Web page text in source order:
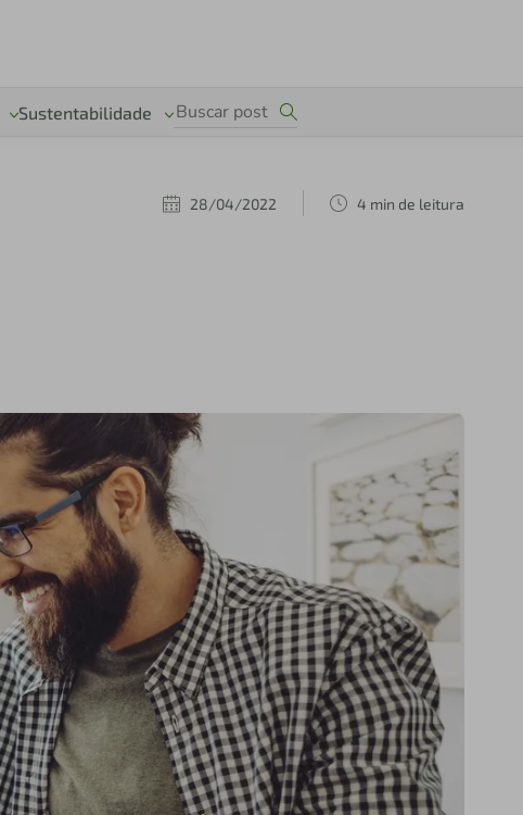
Sustentabilidade
28/04/2022 4 min de leitura